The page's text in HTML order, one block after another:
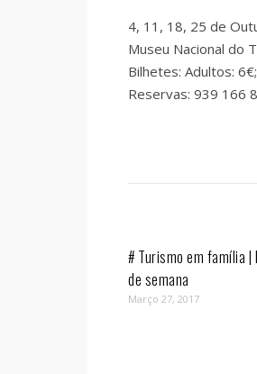
4, 11, 18, 25 de
Museu Nacional do
Bilhetes: Adultos:
Reservas: 939 166
# Turismo em família |
de semana
Março 27, 2017